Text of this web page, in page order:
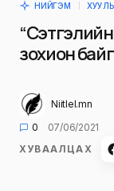
НИЙГЭМ
зохион
Niitlel.mn
0
07/06/2021
ХУВААЛЦАХ